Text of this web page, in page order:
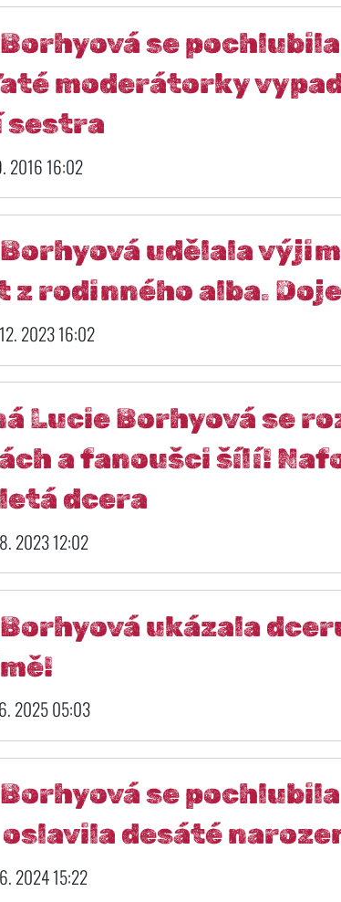
se
moderátorky
2016 16:02
udělala
z rodinného alba.
2023 16:02
Lucie Borhyová se
a fanoušci šílí!
dcera
2023 12:02
ukázala
2025 05:03
se
desáté
2024 15:22